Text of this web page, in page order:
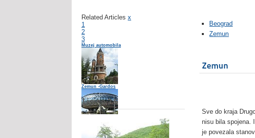
Related Articles x
1
2
3
Muzej automobila
Zemun -Gardos
Muzej vazduhoplovstva
Lisine 2.5
Beograd
Zemun
Zemun
Sve do kraja
nisu bila spojena.
je povezala